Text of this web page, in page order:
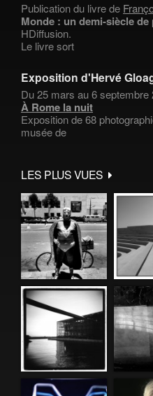
Publication du livre de
Monde : un demi-siècle
HDiffusion.
Le livre sort
Exposition d'Hervé
Du 25 mars au 6 septembre
À Rome la nuit
Exposition de 68
musée de
LES PLUS VUES